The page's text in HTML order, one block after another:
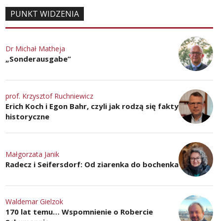
PUNKT WIDZENIA
Dr Michał Matheja
„Sonderausgabe”
prof. Krzysztof Ruchniewicz
Erich Koch i Egon Bahr, czyli jak rodzą się fakty
historyczne
Małgorzata Janik
Radecz i Seifersdorf: Od ziarenka do bochenka
Waldemar Gielzok
170 lat temu… Wspomnienie o Robercie